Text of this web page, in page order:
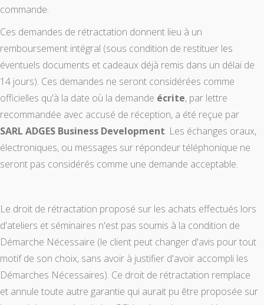
commande.
Ces demandes de rétractation donnent lieu à un
remboursement intégral (sous condition de restituer les
éventuels documents et cadeaux déjà remis dans un délai de
14 jours). Ces demandes ne seront considérées comme
officielles qu'à la date où la demande écrite, par lettre
recommandée avec accusé de réception, a été reçue par
SARL ADGES Business Development. Les échanges oraux,
électroniques, ou messages sur répondeur téléphonique ne
seront pas considérés comme une demande acceptable.
Le droit de rétractation proposé sur les achats effectués lors
d'ateliers et séminaires n'est pas soumis à la condition de
Démarche Nécessaire (le client peut changer d'avis pour tout
motif de son choix, sans avoir à justifier d'avoir accompli les
Démarches Nécessaires). Ce droit de rétractation remplace
et annule toute autre garantie qui aurait pu être proposée sur